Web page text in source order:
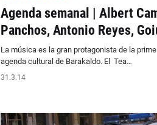
Agenda semanal | Albert
Panchos, Antonio Reyes,
La música es la gran protagonista de la
agenda cultural de Barakaldo. El Tea…
31.3.14